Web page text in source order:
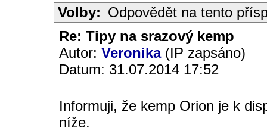
Volby: Odpovědět na tento
Re: Tipy na srazový kemp
Autor: Veronika(IP zapsáno)
Datum: 31.07.2014 17:52
Informuji, že kemp Orion je k
níže.